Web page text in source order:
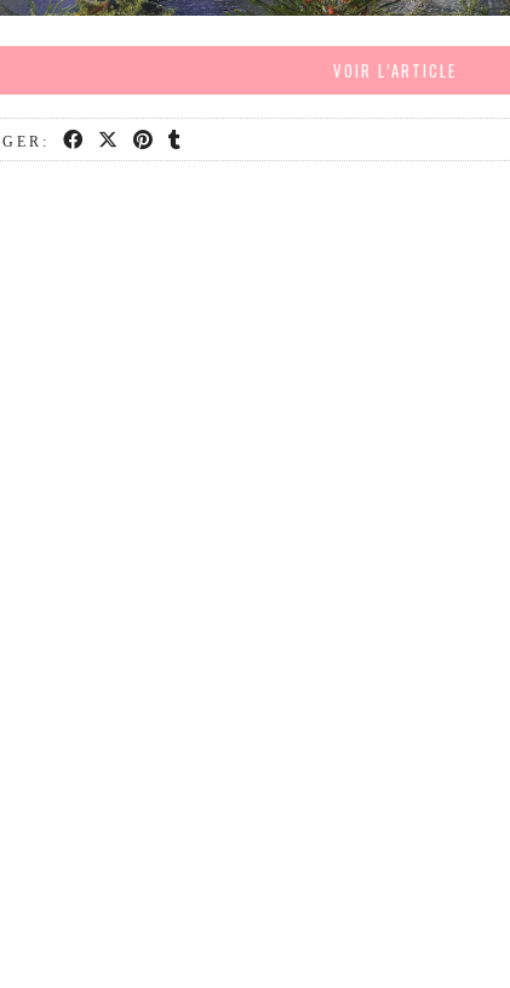
VOIR L’ARTICLE